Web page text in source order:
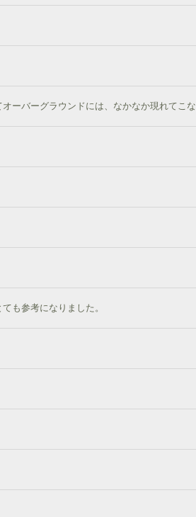
ーバーグラウンドには、なかなか現れてこ
も参考になりました。